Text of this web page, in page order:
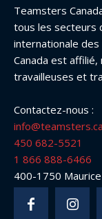
Teamsters
tous les secteurs
internationale
Canada est
travailleuses et
Contactez-nous :
info@teamsters.ca
450 682-5521
1 866 888-6466
400-1750